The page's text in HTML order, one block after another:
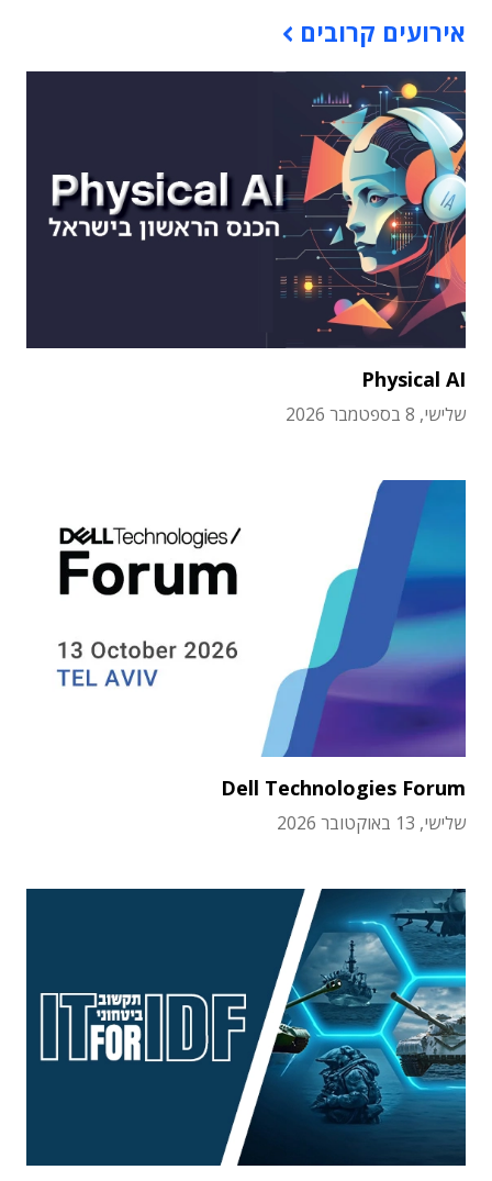
אירועים קרובים
Physical AI
שלישי, 8 בספטמבר 2026
Dell Technologies Forum
שלישי, 13 באוקטובר 2026